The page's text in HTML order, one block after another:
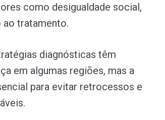
como desigualdade social,
tratamento.
diagnósticas têm
em algumas regiões, mas a
para evitar retrocessos e